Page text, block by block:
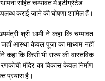
सहित चम्पावत में इंटीग्रेटेड
कराई जाने की घोषणा शामिल हैं।
श्री धामी ने कहा कि चम्पावत
आस्था केवल पूजा का माध्यम नहीं
कहा कि किसी भी राज्य की वास्तविक
मंदिर का विकास केवल निर्माण
प्रयास है।